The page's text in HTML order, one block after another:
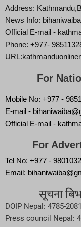
Address:
News Info:
Official E-mail -
Phone: +977-
For
Mobile No: +977 -
E-mail -
Official E-mail -
For
Tel No: +977 -
Email:
सूचना
DOIP Nepal: 4785-
Press council Nepal: